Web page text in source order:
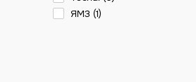
ЯМЗ (1)